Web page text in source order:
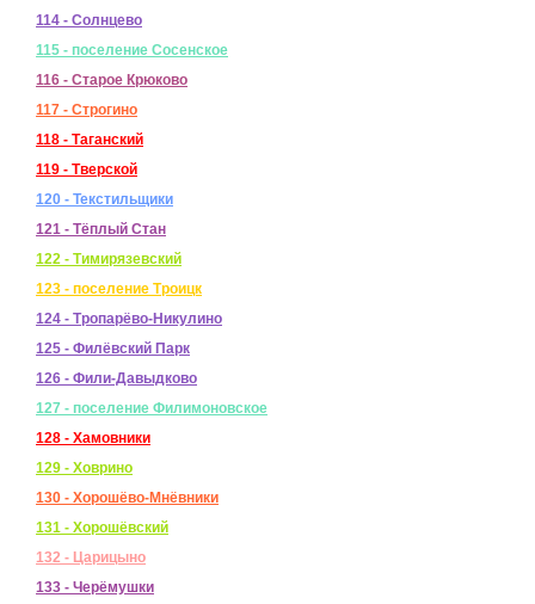
114 - Солнцево
115 - поселение Сосенское
116 - Старое Крюково
117 - Строгино
118 - Таганский
119 - Тверской
120 - Текстильщики
121 - Тёплый Стан
122 - Тимирязевский
123 - поселение Троицк
124 - Тропарёво-Никулино
125 - Филёвский Парк
126 - Фили-Давыдково
127 - поселение Филимоновское
128 - Хамовники
129 - Ховрино
130 - Хорошёво-Мнёвники
131 - Хорошёвский
132 - Царицыно
133 - Черёмушки